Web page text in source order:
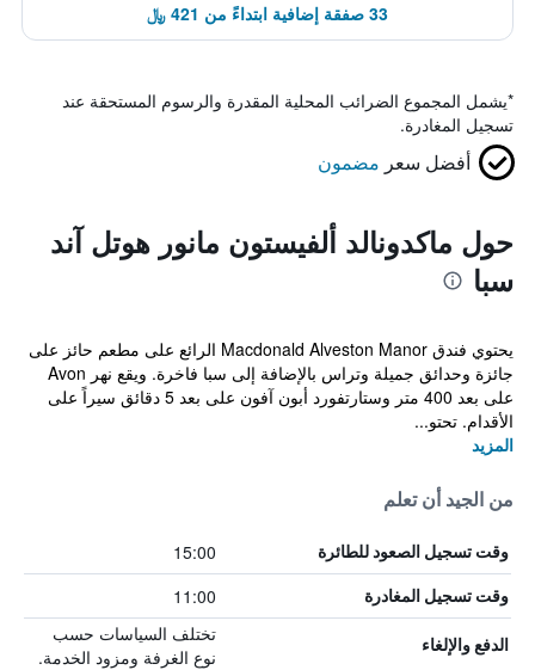
33 صفقة إضافية ابتداءً من 421 ﷼
*يشمل المجموع الضرائب المحلية المقدرة والرسوم المستحقة عند
تسجيل المغادرة.
أفضل سعر مضمون
حول ماكدونالد ألفيستون مانور هوتل آند
سبا
يحتوي فندق Macdonald Alveston Manor الرائع على مطعم حائز على
جائزة وحدائق جميلة وتراس بالإضافة إلى سبا فاخرة. ويقع نهر Avon
على بعد 400 متر وستارتفورد أبون آفون على بعد 5 دقائق سيراً على
الأقدام. تحتو...
المزيد
من الجيد أن تعلم
وقت تسجيل الصعود للطائرة 15:00
وقت تسجيل المغادرة 11:00
الدفع والإلغاء
تختلف السياسات حسب
نوع الغرفة ومزود الخدمة.